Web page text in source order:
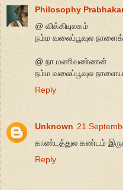
Philosophy
@ விக்கியுலகம்
நம்ம வலைப்பூவுல
@ நா.மணிவண்ணன்
நம்ம வலைப்பூவுல
Reply
Unknown 21
காண்டத்துல கண்டம்
Reply